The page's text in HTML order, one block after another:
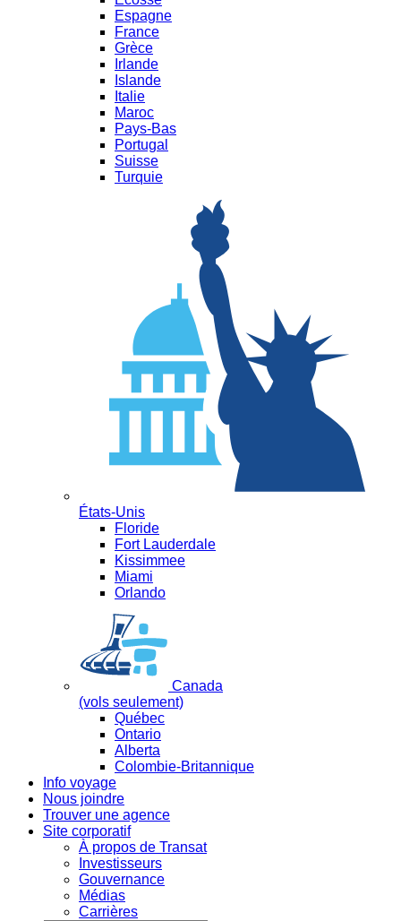
Espagne
France
Grèce
Irlande
Islande
Italie
Maroc
Pays-Bas
Portugal
Suisse
Turquie
États-Unis
Floride
Fort Lauderdale
Kissimmee
Miami
Orlando
Canada
(vols seulement)
Québec
Ontario
Alberta
Colombie-Britannique
Info voyage
Nous joindre
Trouver une agence
Site corporatif
À propos de Transat
Investisseurs
Gouvernance
Médias
Carrières